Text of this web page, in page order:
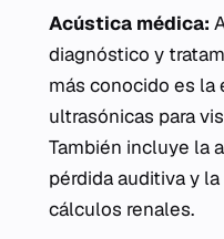
Acústica médica:
diagnóstico y
más conocido es la
ultrasónicas para
También incluye la
pérdida auditiva y
cálculos renales.